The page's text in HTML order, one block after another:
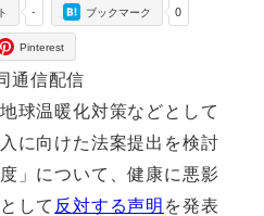
- 0
ブックマーク
Pinterest
通信配信
球温暖化対策などとして
に向けた法案提出を検討
」について、健康に悪影
して 反対する声明 を発表